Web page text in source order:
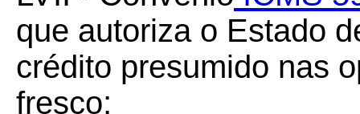
que autoriza o Estado
crédito presumido nas
fresco;